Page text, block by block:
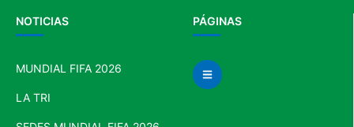
PÁGINAS
NOTICIAS
MUNDIAL FIFA 2026
LA TRI